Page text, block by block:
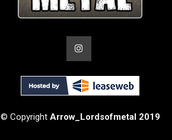
© Copyright Arrow_Lordsofmetal 2019